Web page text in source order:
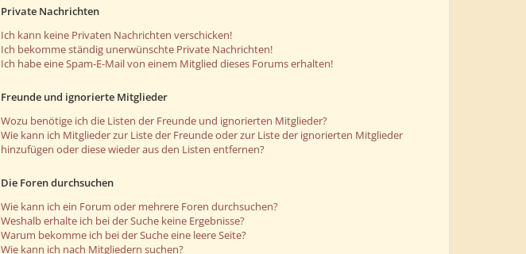
Private Nachrichten
Ich kann keine Privaten Nachrichten verschicken!
Ich bekomme ständig unerwünschte Private Nachrichten!
Ich habe eine Spam-E-Mail von einem Mitglied dieses Forums erhalten!
Freunde und ignorierte Mitglieder
Wozu benötige ich die Listen der Freunde und ignorierten Mitglieder?
Wie kann ich Mitglieder zur Liste der Freunde oder zur Liste der ignorierten Mitglieder
hinzufügen oder diese wieder aus den Listen entfernen?
Die Foren durchsuchen
Wie kann ich ein Forum oder mehrere Foren durchsuchen?
Weshalb erhalte ich bei der Suche keine Ergebnisse?
Warum bekomme ich bei der Suche eine leere Seite?
Wie kann ich nach Mitgliedern suchen?